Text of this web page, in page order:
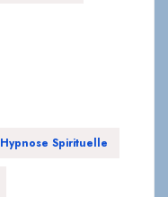
Hypnose Spirituelle